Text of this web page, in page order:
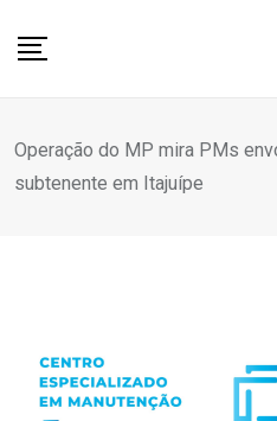
Operação do MP mira PMs
subtenente em Itajuípe